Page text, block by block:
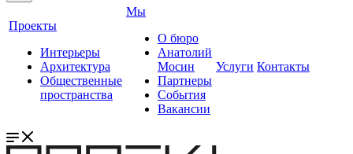
Проекты
Интерьеры
Архитектура
Общественные
пространства
Мы
О бюро
Анатолий
Мосин
Партнеры
События
Вакансии
Услуги Контакты